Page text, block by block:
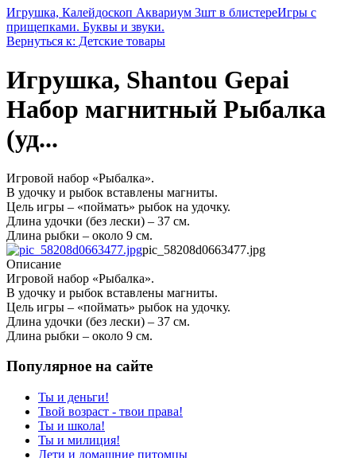
Игрушка, Калейдоскоп Аквариум 3шт в блистереИгры с
прищепками. Буквы и звуки.
Вернуться к: Детские товары
Игрушка, Shantou Gepai
Набор магнитный Рыбалка
(уд...
Игровой набор «Рыбалка».
В удочку и рыбок вставлены магниты.
Цель игры – «поймать» рыбок на удочку.
Длина удочки (без лески) – 37 см.
Длина рыбки – около 9 см.
pic_58208d0663477.jpg
Описание
Игровой набор «Рыбалка».
В удочку и рыбок вставлены магниты.
Цель игры – «поймать» рыбок на удочку.
Длина удочки (без лески) – 37 см.
Длина рыбки – около 9 см.
Популярное на сайте
Ты и деньги!
Твой возраст - твои права!
Ты и школа!
Ты и милиция!
Дети и домашние питомцы